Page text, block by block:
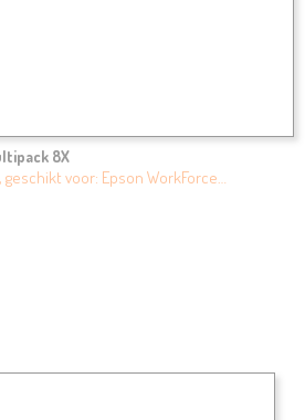
8X
geschikt voor: Epson WorkForce…